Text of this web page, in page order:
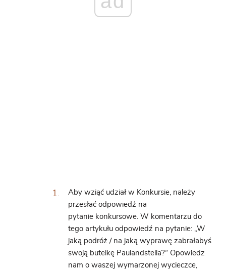
Aby wziąć udział w Konkursie, należy
przesłać odpowiedź na
pytanie konkursowe. W komentarzu do
tego artykułu odpowiedź na pytanie: „W
jaką podróż / na jaką wyprawę zabrałabyś
swoją butelkę Paulandstella?” Opowiedz
nam o waszej wymarzonej wycieczce,